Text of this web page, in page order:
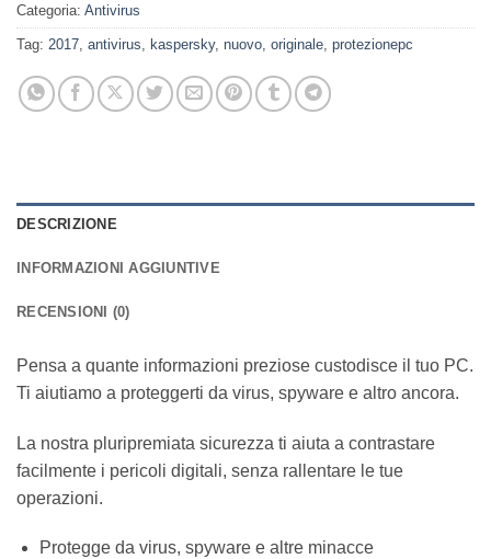
Categoria: Antivirus
Tag: 2017 antivirus kaspersky, nuovo originale protezionepc
DESCRIZIONE
INFORMAZIONI AGGIUNTIVE
RECENSIONI (0)
Pensa a quante informazioni preziose custodisce il tuo PC.
Ti aiutiamo a proteggerti da virus, spyware e altro ancora.
La nostra pluripremiata sicurezza ti aiuta a contrastare
facilmente i pericoli digitali, senza rallentare le tue
operazioni.
Protegge da virus, spyware e altre minacce